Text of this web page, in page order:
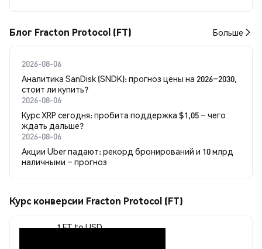
Блог Fracton Protocol (FT) Больше
2026-08-06
Аналитика SanDisk (SNDK): прогноз цены на 2026–2030,
стоит ли купить?
2026-08-06
Курс XRP сегодня: пробита поддержка $1,05 – чего
ждать дальше?
2026-08-06
Акции Uber падают: рекорд бронирований и 10 млрд
наличными – прогноз
Курс конверсии Fracton Protocol (FT)
1 FT to USD